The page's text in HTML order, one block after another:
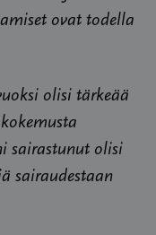
ovat todella
olisi tärkeää
sairastunut olisi
sairaudestaan